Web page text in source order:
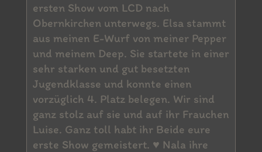
ersten Show vom LCD nach
Obernkirchen unterwegs. Elsa stammt
aus meinen E-Wurf von meiner Pepper
und meinem Deep. Sie startete in einer
sehr starken und gut besetzten
Jugendklasse und konnte einen
vorzüglich 4. Platz belegen. Wir sind
ganz stolz auf sie und auf ihr Frauchen
Luise. Ganz toll habt ihr Beide eure
erste Show gemeistert. ♥ Nala ihre